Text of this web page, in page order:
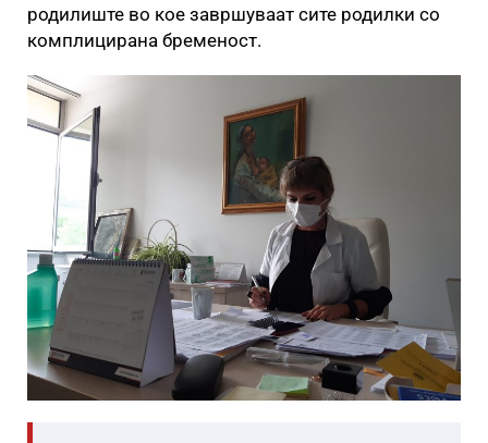
родилиште во кое завршуваат сите родилки со
комплицирана бременост.